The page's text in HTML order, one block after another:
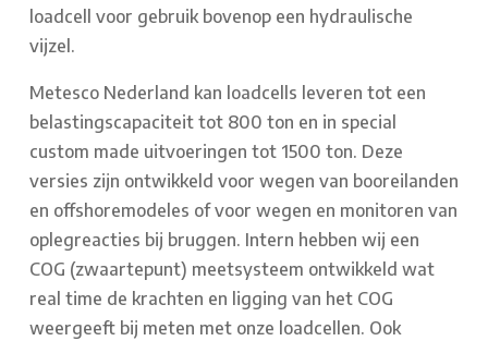
loadcell voor gebruik bovenop een hydraulische
vijzel.
Metesco Nederland kan loadcells leveren tot een
belastingscapaciteit tot 800 ton en in special
custom made uitvoeringen tot 1500 ton. Deze
versies zijn ontwikkeld voor wegen van booreilanden
en offshoremodeles of voor wegen en monitoren van
oplegreacties bij bruggen. Intern hebben wij een
COG (zwaartepunt) meetsysteem ontwikkeld wat
real time de krachten en ligging van het COG
weergeeft bij meten met onze loadcellen. Ook